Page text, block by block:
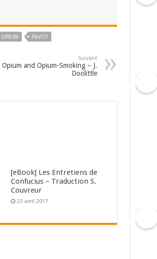
OPIUM PAVOT
Suivant
Opium and Opium-Smoking – J.
Doolittle
[eBook] Les Entretiens de
Confucius – Traduction S.
Couvreur
23 avril 2017